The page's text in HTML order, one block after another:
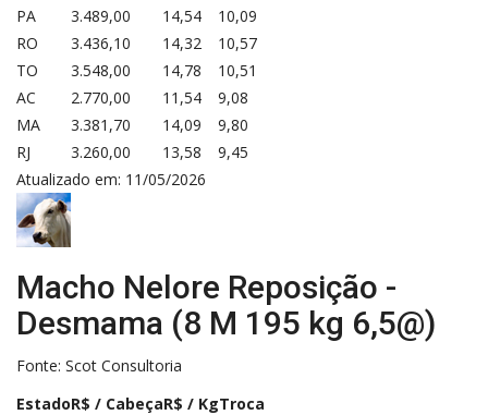
PA
3.489,00 14,54
10,09
RO
3.436,10 14,32
10,57
TO
3.548,00 14,78
10,51
AC
2.770,00 11,54
9,08
MA
3.381,70 14,09
9,80
RJ
3.260,00 13,58
9,45
Atualizado em: 11/05/2026
Macho Nelore Reposição -
Desmama (8 M 195 kg 6,5@)
Fonte: Scot Consultoria
EstadoR$ / CabeçaR$ / KgTroca